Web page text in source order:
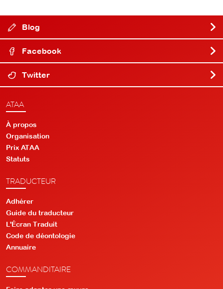
Blog
Facebook
Twitter
ATAA
À propos
Organisation
Prix ATAA
Statuts
TRADUCTEUR
Adhérer
Guide du traducteur
L'Écran Traduit
Code de déontologie
Annuaire
COMMANDITAIRE